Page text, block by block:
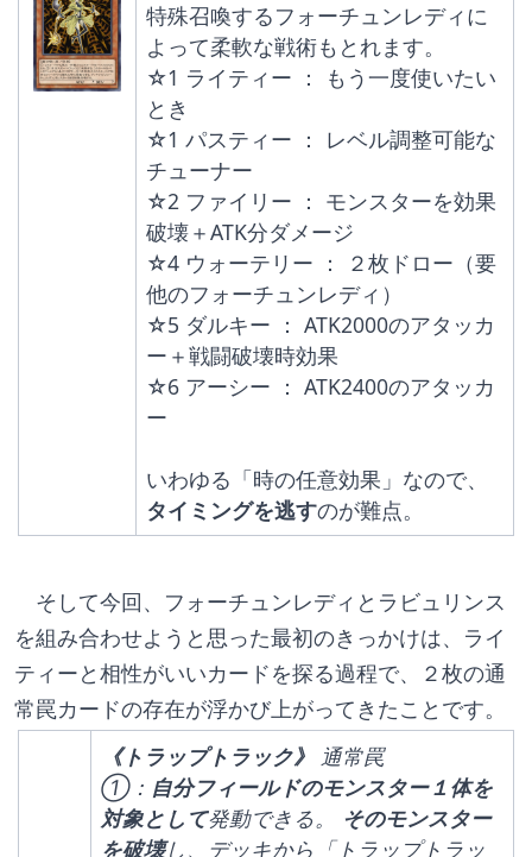
特殊召喚するフォーチュンレディに
よって柔軟な戦術もとれます。
☆1 ライティー ： もう一度使いたい
とき
☆1 パスティー ： レベル調整可能な
チューナー
☆2 ファイリー ： モンスターを効果
破壊＋ATK分ダメージ
☆4 ウォーテリー ： ２枚ドロー（要
他のフォーチュンレディ）
☆5 ダルキー ： ATK2000のアタッカ
ー＋戦闘破壊時効果
☆6 アーシー ： ATK2400のアタッカ
ー
いわゆる「時の任意効果」なので、
タイミングを逃すのが難点。
そして今回、フォーチュンレディとラビュリンス
を組み合わせようと思った最初のきっかけは、ライ
ティーと相性がいいカードを探る過程で、２枚の通
常罠カードの存在が浮かび上がってきたことです。
《トラップトラック》 通常罠
①： 自分フィールドのモンスター１体を
対象として発動できる。
そのモンスター
を破壊し、デッキから「トラップトラッ